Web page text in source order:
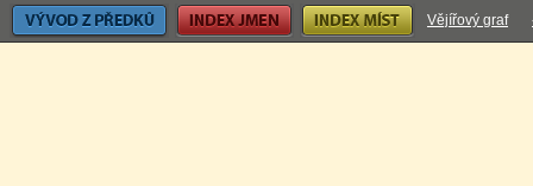
Vývod z předků Index jmen Index míst Vějířový graf